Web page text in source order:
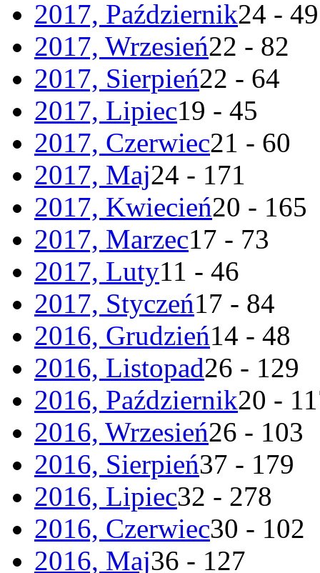
2017, Październik24 - 49
2017, Wrzesień22 - 82
2017, Sierpień22 - 64
2017, Lipiec19 - 45
2017, Czerwiec21 - 60
2017, Maj24 - 171
2017, Kwiecień20 - 165
2017, Marzec17 - 73
2017, Luty11 - 46
2017, Styczeń17 - 84
2016, Grudzień14 - 48
2016, Listopad26 - 129
2016, Październik20 -
2016, Wrzesień26 - 103
2016, Sierpień37 - 179
2016, Lipiec32 - 278
2016, Czerwiec30 - 102
2016, Maj36 - 127